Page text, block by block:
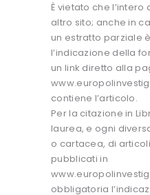
È vietato che
altro sito; anche in
un estratto parziale
l’indicazione della
un link diretto alla
contiene l’articolo.
Per la citazione in
laurea, e ogni
o cartacea, di
pubblicati in
obbligatoria